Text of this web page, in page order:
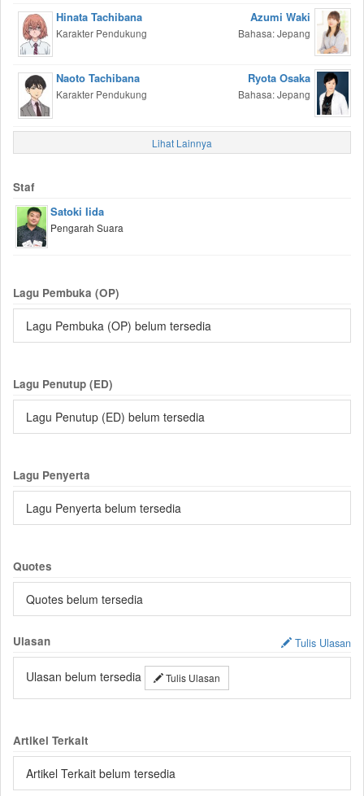
Hinata Tachibana
Karakter Pendukung
Azumi Waki
Bahasa: Jepang
Naoto Tachibana
Karakter Pendukung
Ryota Osaka
Bahasa: Jepang
Lihat Lainnya
Staf
Satoki Iida
Pengarah Suara
Lagu Pembuka (OP)
Lagu Pembuka (OP) belum tersedia
Lagu Penutup (ED)
Lagu Penutup (ED) belum tersedia
Lagu Penyerta
Lagu Penyerta belum tersedia
Quotes
Quotes belum tersedia
Ulasan Tulis Ulasan
Ulasan belum tersedia Tulis Ulasan
Artikel Terkait
Artikel Terkait belum tersedia